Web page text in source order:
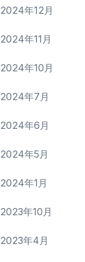
2024年12月
2024年11月
2024年10月
2024年7月
2024年6月
2024年5月
2024年1月
2023年10月
2023年4月